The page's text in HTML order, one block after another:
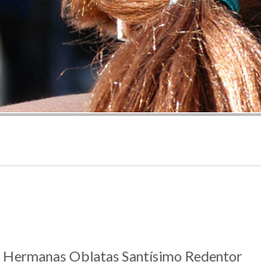
Hermanas Oblatas Santísimo Redentor